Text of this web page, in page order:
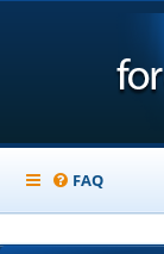
FAQ